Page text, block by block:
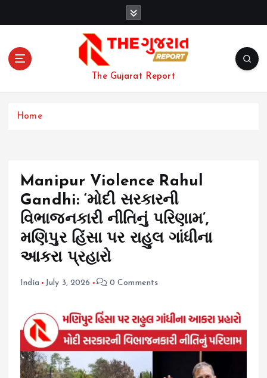
The Gujarat Report
Home
Manipur Violence Rahul
Gandhi: ‘મોદી સરકારની
વિભાજનકારી નીતિનું પરિણામ’,
મણિપુર હિંસા પર રાહુલ ગાંધીના
આકરા પ્રહારો
India July 3, 2026 0 Comments